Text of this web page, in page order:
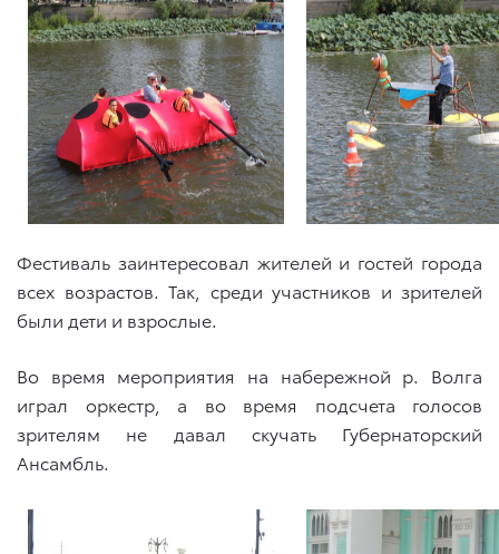
Фестиваль заинтересовал жителей и гостей города
всех возрастов. Так, среди участников и зрителей
были дети и взрослые.
Во время мероприятия на набережной р. Волга
играл оркестр, а во время подсчета голосов
зрителям не давал скучать Губернаторский
Ансамбль.